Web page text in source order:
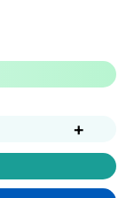
+